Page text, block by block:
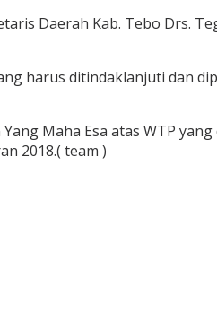
Daerah Kab. Tebo Drs.
harus ditindaklanjuti dan
Maha Esa atas WTP
2018.( team )